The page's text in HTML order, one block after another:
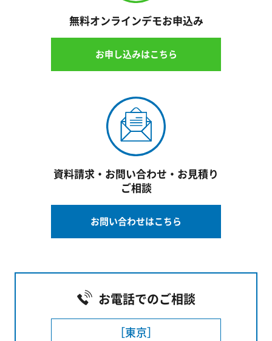
無料オンラインデモお申込み
お申し込みはこちら
資料請求・お問い合わせ・お見積り
ご相談
お問い合わせはこちら
お電話でのご相談
［東京］